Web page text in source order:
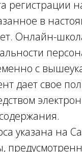
регистрации
в
Онлайн-
с
дает свое
указана на